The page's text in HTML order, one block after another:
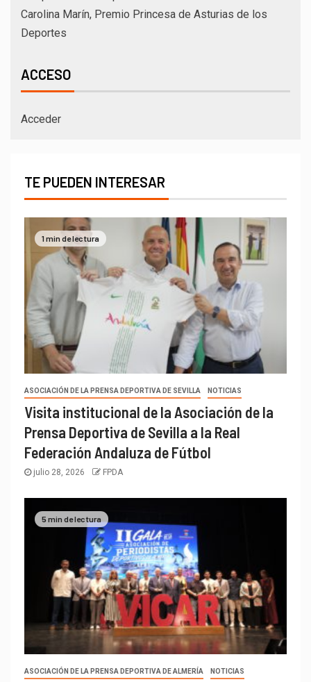
Carolina Marín, Premio Princesa de Asturias de los
Deportes
ACCESO
Acceder
TE PUEDEN INTERESAR
1 min de lectura
ASOCIACIÓN DE LA PRENSA DEPORTIVA DE SEVILLA NOTICIAS
Visita institucional de la Asociación de la
Prensa Deportiva de Sevilla a la Real
Federación Andaluza de Fútbol
julio 28, 2026 FPDA
5 min de lectura
ASOCIACIÓN DE LA PRENSA DEPORTIVA DE ALMERÍA NOTICIAS